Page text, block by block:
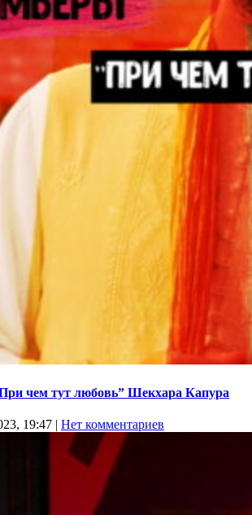
чем тут любовь” Шекхара Капура
19:47 | Нет комментариев